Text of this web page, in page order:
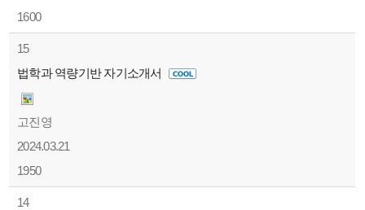
1600
15
법학과 역량기반 자기소개서
고진영
2024.03.21
1950
14